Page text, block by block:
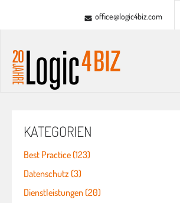
office@logic4biz.com
KATEGORIEN
Best Practice (123)
Datenschutz (3)
Dienstleistungen (20)